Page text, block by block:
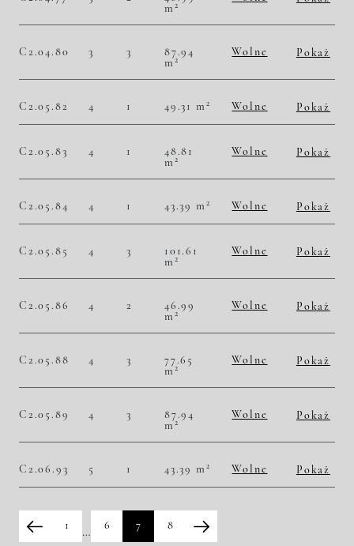
m 2
C2.04.80 3 3
87.94
m 2
Wolne
Pokaż
C2.05.82 4 1 49.31 m 2 Wolne
Pokaż
C2.05.83 4 1
48.81
m 2
Wolne
Pokaż
C2.05.84 4 1 43.39 m 2 Wolne
Pokaż
C2.05.85 4 3
101.61
m 2
Wolne
Pokaż
C2.05.86 4 2
46.99
m 2
Wolne
Pokaż
C2.05.88 4 3
77.65
m 2
Wolne
Pokaż
C2.05.89 4 3
87.94
m 2
Wolne
Pokaż
C2.06.93 5 1 43.39 m 2 Wolne
Pokaż
1
…
6 7 8